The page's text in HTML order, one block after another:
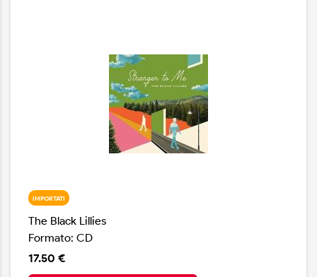
IMPORTATI
The Black Lillies
Formato: CD
17.50 €